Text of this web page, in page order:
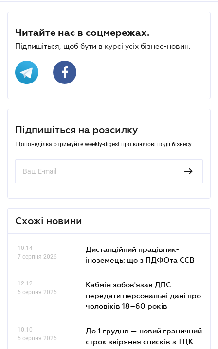
Читайте нас в соцмережах.
Підпишіться, щоб бути в курсі усіх бізнес-новин.
Підпишіться на розсилку
Щопонеділка отримуйте weekly-digest про ключові події бізнесу
Схожі новини
10.14
7 серпня 2026
Дистанційний працівник-
іноземець: що з ПДФОта ЄСВ
12.12
6 серпня 2026
Кабмін зобов'язав ДПС
передати персональні дані про
чоловіків 18–60 років
10.10
5 серпня 2026
До 1 грудня — новий граничний
строк звіряння списків з ТЦК